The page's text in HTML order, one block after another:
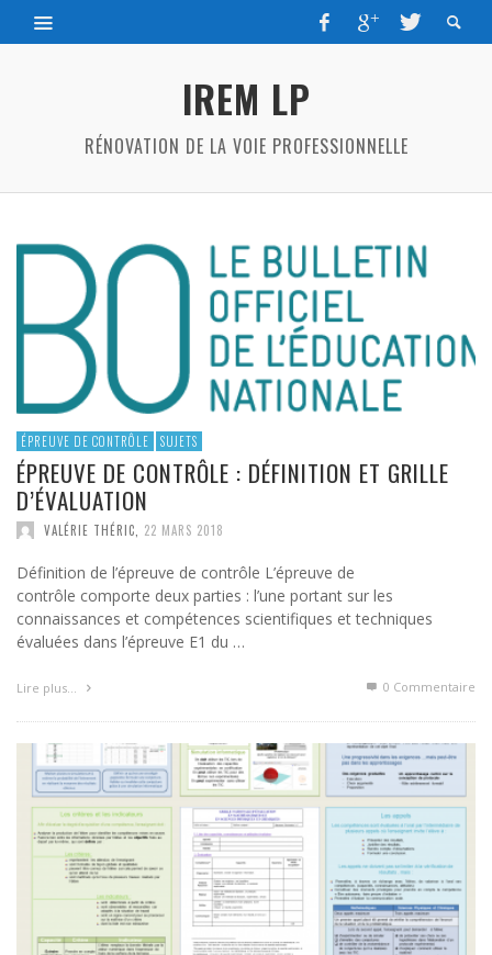
IREM LP
RÉNOVATION DE LA VOIE PROFESSIONNELLE
ÉPREUVE DE CONTRÔLE SUJETS
ÉPREUVE DE CONTRÔLE : DÉFINITION ET GRILLE
D’ÉVALUATION
VALÉRIE THÉRIC 22 MARS 2018
Définition de l’épreuve de contrôle L’épreuve de
contrôle comporte deux parties : l’une portant sur les
connaissances et compétences scientifiques et techniques
évaluées dans l’épreuve E1 du …
Lire plus… 0 Commentaire